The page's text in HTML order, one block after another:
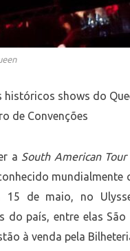
shows do
de Convenções
a South American Tour
mundialmente
15 de maio, no
do país, entre elas São
à venda pela